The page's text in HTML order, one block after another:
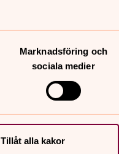
Marknadsföring och
sociala medier
Tillåt alla kakor